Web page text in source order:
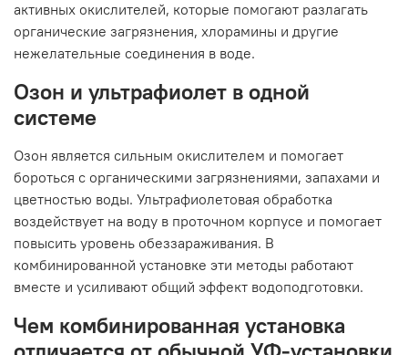
активных окислителей, которые помогают разлагать
органические загрязнения, хлорамины и другие
нежелательные соединения в воде.
Озон и ультрафиолет в одной
системе
Озон является сильным окислителем и помогает
бороться с органическими загрязнениями, запахами и
цветностью воды. Ультрафиолетовая обработка
воздействует на воду в проточном корпусе и помогает
повысить уровень обеззараживания. В
комбинированной установке эти методы работают
вместе и усиливают общий эффект водоподготовки.
Чем комбинированная установка